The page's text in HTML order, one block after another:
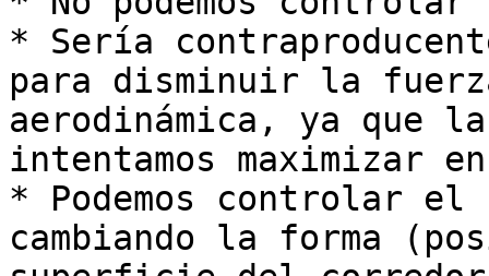
* Sería
para disminuir la
aerodinámica, ya que
intentamos maximizar
* Podemos controlar
cambiando la forma